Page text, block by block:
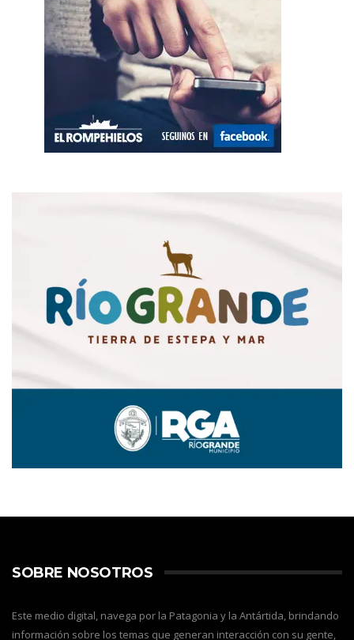
SOBRE NOSOTROS
Este medio digital, navega por la Patagonia y la Antártida, brindando
información sobre los temas que generan interacción con su gente,